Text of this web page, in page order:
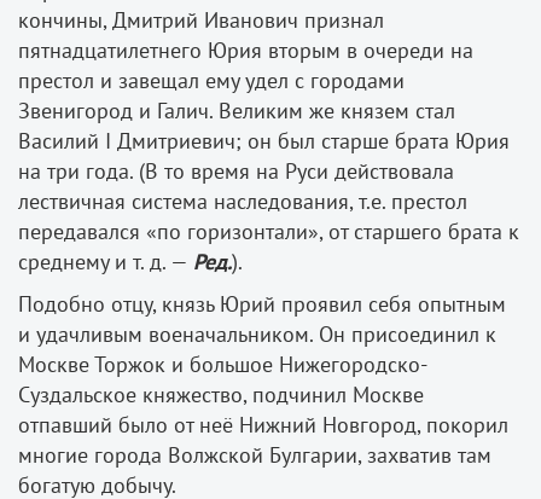
кончины, Дмитрий Иванович признал
пятнадцатилетнего Юрия вторым в очереди на
престол и завещал ему удел с городами
Звенигород и Галич. Великим же князем стал
Василий I Дмитриевич; он был старше брата Юрия
на три года. (В то время на Руси действовала
лествичная система наследования, т.е. престол
передавался «по горизонтали», от старшего брата к
среднему и т. д. — Ред.).
Подобно отцу, князь Юрий проявил себя опытным
и удачливым военачальником. Он присоединил к
Москве Торжок и большое Нижегородско­
Суздальское княжество, подчинил Москве
отпавший было от неё Нижний Новгород, покорил
многие города Волжской Булгарии, захватив там
богатую добычу.